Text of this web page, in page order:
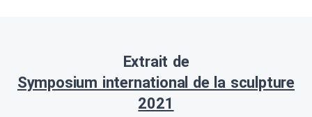
Extrait de
Symposium international de la sculpture
2021